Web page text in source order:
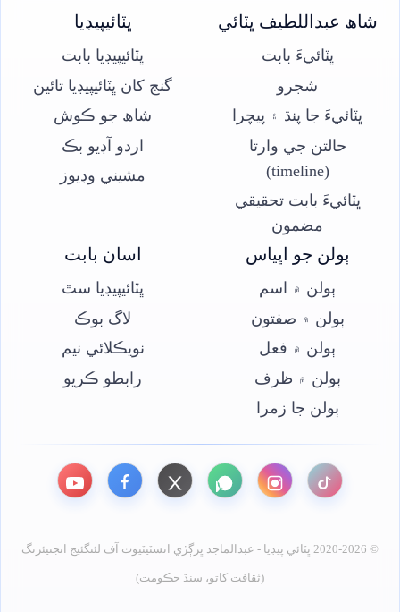
شاھ عبداللطيف ڀٽائي
ڀٽائيءَ بابت
شجرو
ڀٽائيءَ جا پنڌ ۽ پيچرا
حالتن جي وارتا
(timeline)
ڀٽائيءَ بابت تحقيقي
مضمون
ڀٽائيپيڊيا
ڀٽائيپيڊيا بابت
گنج کان ڀٽائيپيڊيا تائين
شاھ جو ڪوش
اردو آڊيو بڪ
مشيني وڊيوز
ٻولن جو اڀياس
ٻولن ۾ اسم
ٻولن ۾ صفتون
ٻولن ۾ فعل
ٻولن ۾ ظرف
ٻولن جا زمرا
اسان بابت
ڀٽائيپيڊيا سٿ
لاگ بوڪ
نويڪلائي نيم
رابطو ڪريو
© 2020-2026 ڀٽائي پيڊيا - عبدالماجد ڀرڳڙي انسٽيٽيوٽ آف لئنگئيج انجنيئرنگ
(ثقافت کاتو، سنڌ حڪومت)